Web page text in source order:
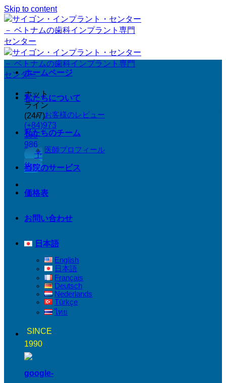
Skip to content
ホット
ライン
(24/7)
(+84)973
199
986
予
約
ホームページ
私たちについて
お客様のレビュー
私たちのチーム
医師プロフィール
当院のサービス
価格表
お問い合わせ
日本語
English
日本語
Français
Deutsch
Nederlands
Türkçe
ไทย
SINCE
1990